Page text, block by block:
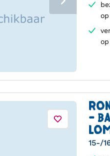
-
15-/